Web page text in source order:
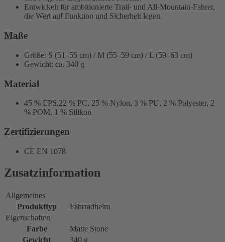
Entwickelt für ambitionierte Trail- und All-Mountain-Fahrer,
die Wert auf Funktion und Sicherheit legen.
Maße
Größe: S (51–55 cm) / M (55–59 cm) / L (59–63 cm)
Gewicht: ca. 340 g
Material
45 % EPS,22 % PC, 25 % Nylon, 3 % PU, 2 % Polyester, 2
% POM, 1 % Silikon
Zertifizierungen
CE EN 1078
Zusatzinformation
Allgemeines
Produkttyp
Fahrradhelm
Eigenschaften
Farbe
Matte Stone
Gewicht
340 g